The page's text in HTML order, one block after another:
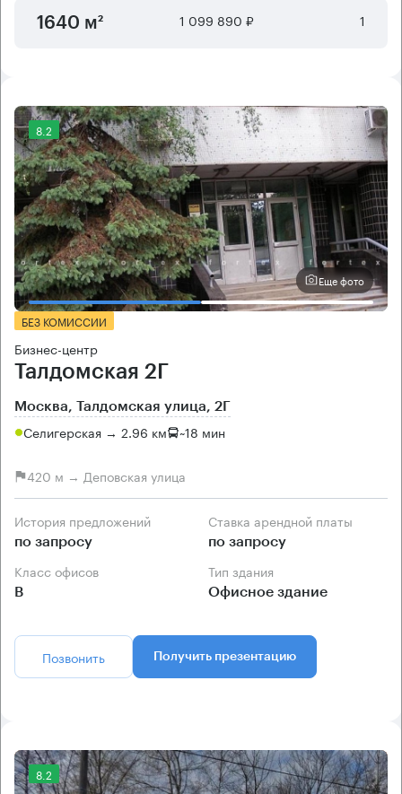
1640 м² 1 099 890 ₽ 1
8.2
Еще фото
БЕЗ КОМИССИИ
Бизнес-центр
Талдомская 2Г
Москва, Талдомская улица, 2Г
Селигерская → 2.96 км ~18 мин
420 м → Деповская улица
История предложений
по запросу
Ставка арендной платы
по запросу
Класс офисов
B
Тип здания
Офисное здание
Позвонить Получить презентацию
8.2